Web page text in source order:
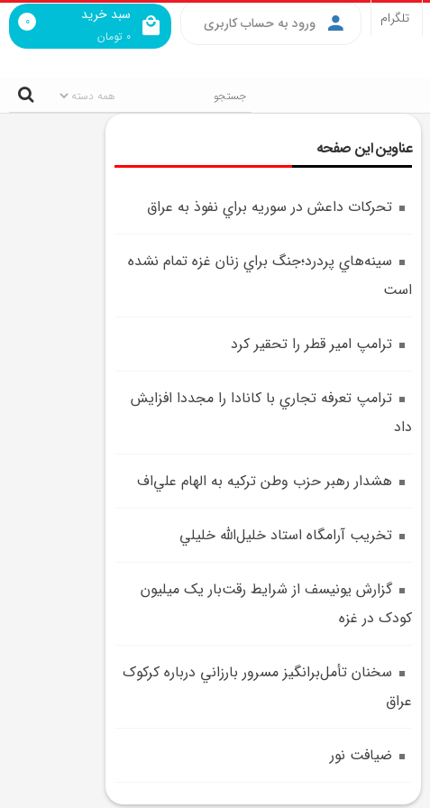
سبد خرید
0 تومان
0 ورود به حساب کاربری تلگرام
عناوین این صفحه
تحرکات داعش در سوريه براي نفوذ به عراق
سينه‌هاي پردرد؛جنگ براي زنان غزه تمام نشده
است
ترامپ امير قطر را تحقير کرد
ترامپ تعرفه تجاري با کانادا را مجددا افزايش
داد
هشدار رهبر حزب وطن ترکيه به الهام علي‌اف
تخريب آرامگاه استاد خليل‌الله خليلي
گزارش يونيسف از شرايط رقت‌بار يک ميليون
کودک در غزه
سخنان تأمل‌برانگيز مسرور بارزاني درباره کرکوک
عراق
ضيافت نور